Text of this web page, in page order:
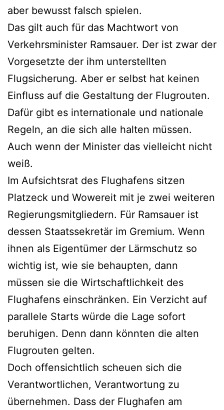
aber bewusst falsch spielen.
Das gilt auch für das Machtwort von
Verkehrsminister Ramsauer. Der ist zwar der
Vorgesetzte der ihm unterstellten
Flugsicherung. Aber er selbst hat keinen
Einfluss auf die Gestaltung der Flugrouten.
Dafür gibt es internationale und nationale
Regeln, an die sich alle halten müssen.
Auch wenn der Minister das vielleicht nicht
weiß.
Im Aufsichtsrat des Flughafens sitzen
Platzeck und Wowereit mit je zwei weiteren
Regierungsmitgliedern. Für Ramsauer ist
dessen Staatssekretär im Gremium. Wenn
ihnen als Eigentümer der Lärmschutz so
wichtig ist, wie sie behaupten, dann
müssen sie die Wirtschaftlichkeit des
Flughafens einschränken. Ein Verzicht auf
parallele Starts würde die Lage sofort
beruhigen. Denn dann könnten die alten
Flugrouten gelten.
Doch offensichtlich scheuen sich die
Verantwortlichen, Verantwortung zu
übernehmen. Dass der Flughafen am